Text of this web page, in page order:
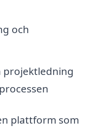
och
projektledning
plattform som